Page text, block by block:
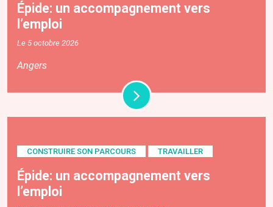
Épide: un accompagnement vers
l’emploi
Le 5 octobre 2026
Angers
CONSTRUIRE SON PARCOURS TRAVAILLER
Épide: un accompagnement vers
l’emploi